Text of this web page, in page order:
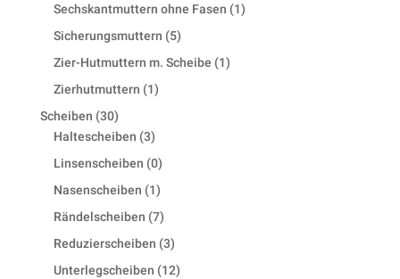
Sechskantmuttern ohne Fasen 11
Sicherungsmuttern 55
products
Zier-Hutmuttern m. Scheibe 11
Zierhutmuttern 11
Scheiben 3030
products
Haltescheiben 33
products
Linsenscheiben 00
products
Nasenscheiben 11
product
Rändelscheiben 77
products
Reduzierscheiben 33
products
Unterlegscheiben 1212